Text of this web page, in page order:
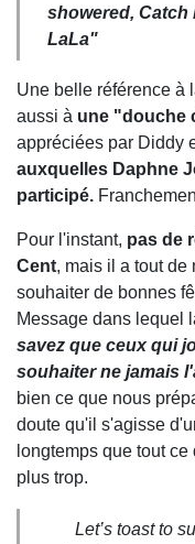
showered, Catch
LaLa"
Une belle référence à
aussi à une "douche
appréciées par Diddy
auxquelles Daphne
participé.
Pour l'instant, pas de
Cent, mais il a tout de
souhaiter de bonnes
Message dans lequel
savez que ceux qui
souhaiter ne jamais
bien ce que nous
doute qu'il s'agisse
longtemps que tout
plus trop.
Let’s toast to